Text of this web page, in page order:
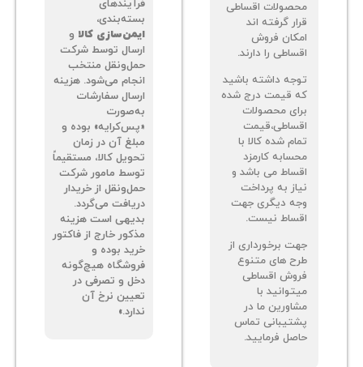
اقساطی
را دارند.
داشته باشید
قیمت درج شده
شده کالا با
می باشد و
به پرداخت
دیگری جهت
برخورداری از
های متنوع
تماس
ایمن‌سازی کالاو
ارسال توسط شرکت
حمل‌ونقل منتخب
انجام می‌شود. هزینه
ارسال سفارشات
«پس‌کرایه» بوده و
مبلغ آن در زمان
تحویل کالا، مستقیماً
توسط مامور شرکت
حمل‌ونقل از خریدار
دریافت می‌گردد.
بدیهی است هزینه
مذکور خارج از فاکتور
فروشگاه هیچ‌گونه
دخل و تصرفی در